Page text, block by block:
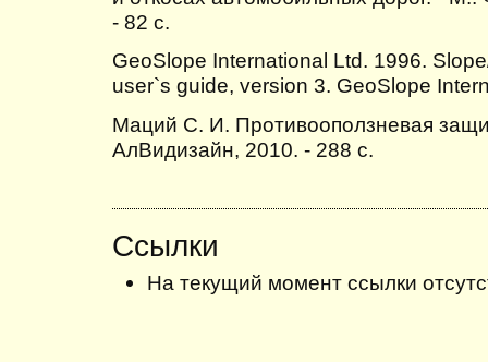
- 82 с.
GeoSlope International Ltd. 1996.
user`s guide, version 3. GeoSlope
Маций С. И. Противооползневая
АлВидизайн, 2010. - 288 с.
Ссылки
На текущий момент ссылки